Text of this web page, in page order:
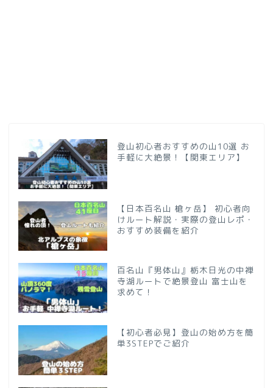
登山初心者おすすめの山10選 お
手軽に大絶景！【関東エリア】
【日本百名山 槍ヶ岳】 初心者向
けルート解説・実際の登山レポ・
おすすめ装備を紹介
百名山『男体山』栃木日光の中禅
寺湖ルートで絶景登山 富士山を
求めて！
【初心者必見】登山の始め方を簡
単3STEPでご紹介